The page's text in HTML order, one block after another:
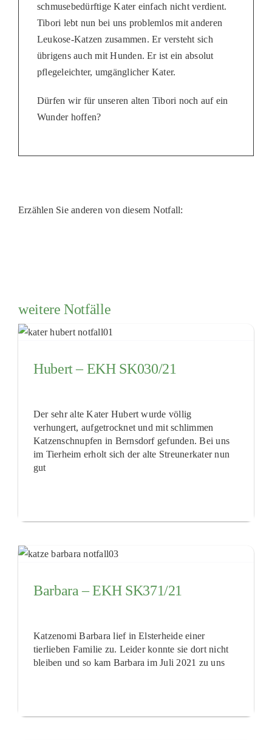
schmusebedürftige Kater einfach nicht verdient.
Tibori lebt nun bei uns problemlos mit anderen
Leukose-Katzen zusammen. Er versteht sich
übrigens auch mit Hunden. Er ist ein absolut
pflegeleichter, umgänglicher Kater.
Dürfen wir für unseren alten Tibori noch auf ein
Wunder hoffen?
Erzählen Sie anderen von diesem Notfall:
weitere Notfälle
Hubert – EKH SK030/21
Der sehr alte Kater Hubert wurde völlig
verhungert, aufgetrocknet und mit schlimmen
Katzenschnupfen in Bernsdorf gefunden. Bei uns
im Tierheim erholt sich der alte Streunerkater nun
gut
Barbara – EKH SK371/21
Katzenomi Barbara lief in Elsterheide einer
tierlieben Familie zu. Leider konnte sie dort nicht
bleiben und so kam Barbara im Juli 2021 zu uns